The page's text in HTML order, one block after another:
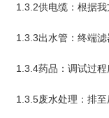
1.3.2供电缆： 根据
1.3.3出水管：终端
1.3.4药品：调试过
1.3.5废水处理：排